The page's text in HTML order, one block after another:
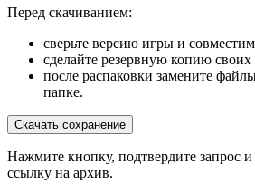
Перед скачиванием:
сверьте версию игры и
сделайте резервную копию своих
после распаковки замените
папке.
Скачать сохранение
Нажмите кнопку, подтвердите запрос
ссылку на архив.